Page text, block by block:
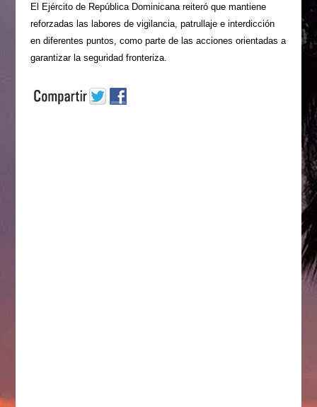
El Ejército de República Dominicana reiteró que mantiene
reforzadas las labores de vigilancia, patrullaje e interdicción
en diferentes puntos, como parte de las acciones orientadas a
garantizar la seguridad fronteriza.